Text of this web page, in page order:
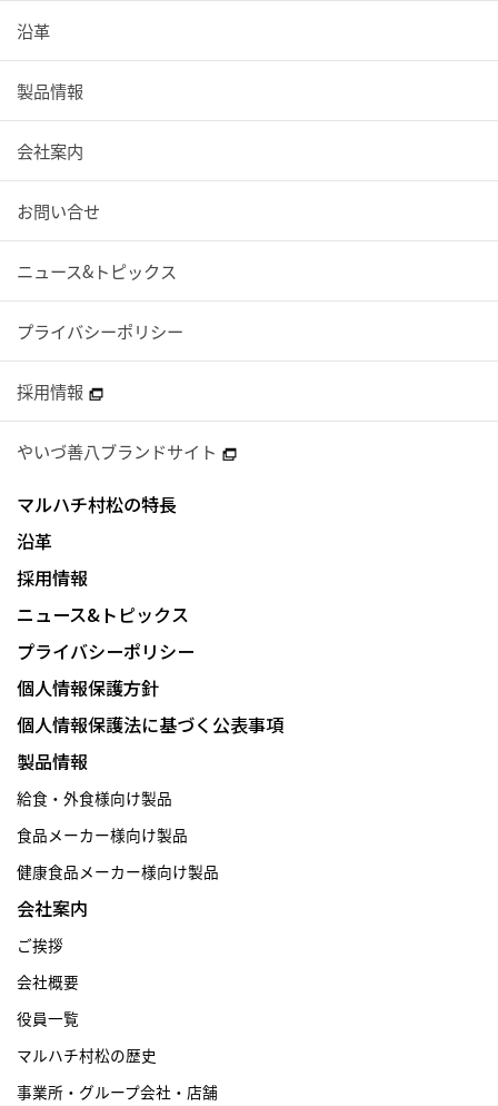
沿革
製品情報
会社案内
お問い合せ
ニュース&トピックス
プライバシーポリシー
採用情報
やいづ善八ブランドサイト
マルハチ村松の特長
沿革
採用情報
ニュース&トピックス
プライバシーポリシー
個人情報保護方針
個人情報保護法に基づく公表事項
製品情報
給食・外食様向け製品
食品メーカー様向け製品
健康食品メーカー様向け製品
会社案内
ご挨拶
会社概要
役員一覧
マルハチ村松の歴史
事業所・グループ会社・店舗